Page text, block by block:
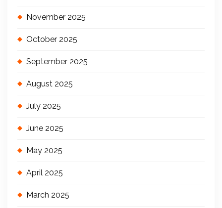
November 2025
October 2025
September 2025
August 2025
July 2025
June 2025
May 2025
April 2025
March 2025